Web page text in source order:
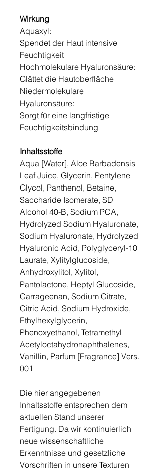
Wirkung
Aquaxyl:
Spendet der Haut intensive
Feuchtigkeit
Hochmolekulare Hyaluronsäure:
Glättet die Hautoberfläche
Niedermolekulare
Hyaluronsäure:
Sorgt für eine langfristige
Feuchtigkeitsbindung
Inhaltsstoffe
Aqua [Water], Aloe Barbadensis
Leaf Juice, Glycerin, Pentylene
Glycol, Panthenol, Betaine,
Saccharide Isomerate, SD
Alcohol 40-B, Sodium PCA,
Hydrolyzed Sodium Hyaluronate,
Sodium Hyaluronate, Hydrolyzed
Hyaluronic Acid, Polyglyceryl-10
Laurate, Xylitylglucoside,
Anhydroxylitol, Xylitol,
Pantolactone, Heptyl Glucoside,
Carrageenan, Sodium Citrate,
Citric Acid, Sodium Hydroxide,
Ethylhexylglycerin,
Phenoxyethanol, Tetramethyl
Acetyloctahydronaphthalenes,
Vanillin, Parfum [Fragrance] Vers.
001
Die hier angegebenen
Inhaltsstoffe entsprechen dem
aktuellen Stand unserer
Fertigung. Da wir kontinuierlich
neue wissenschaftliche
Erkenntnisse und gesetzliche
Vorschriften in unsere Texturen